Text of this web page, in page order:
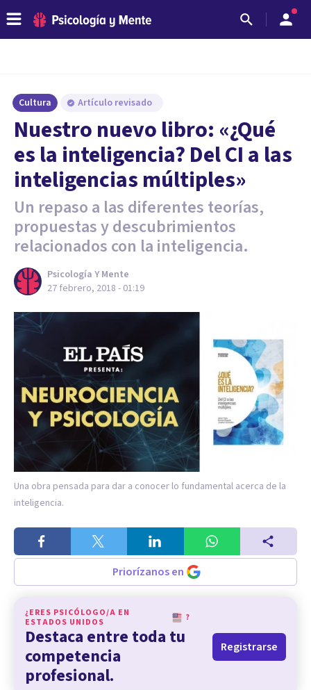
Cultura Artículo revisado
Nuestro nuevo libro: «¿Qué
es la inteligencia? Del CI a las
inteligencias múltiples»
Un repaso a las diferentes teorías,
propuestas y descubrimientos
relacionados con la inteligencia.
Psicología Y Mente
27 febrero, 2018 - 01:19
Una obra pensada para dar a conocer lo fundamental acerca de la
inteligencia.
Priorízanos en
¿ERES PSICÓLOGO/A EN
ESTADOS UNIDOS
?
Destaca entre toda tu
competencia
profesional.
Registrarse